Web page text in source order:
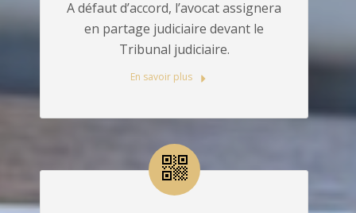
A défaut d’accord, l’avocat assignera
en partage judiciaire devant le
Tribunal judiciaire.
En savoir plus